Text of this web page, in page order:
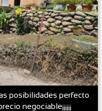
posibilidades perfecto
negociable¡¡¡¡¡¡